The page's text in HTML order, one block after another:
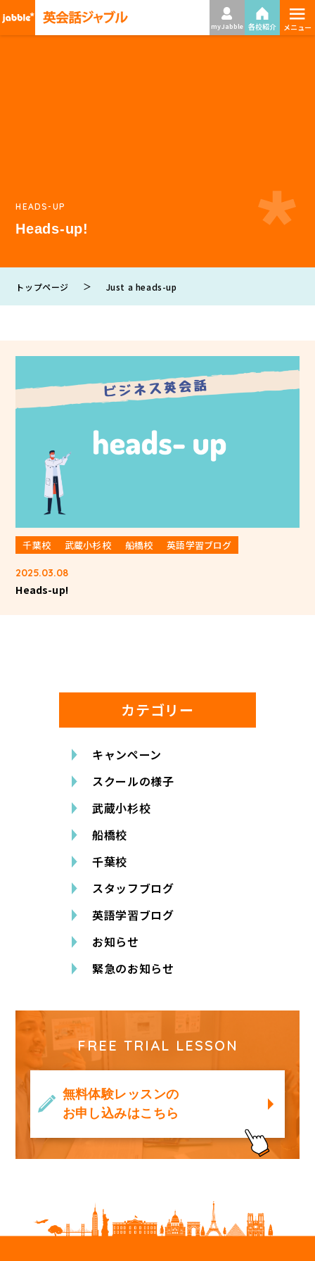
my Jabble 各校紹介 ≡
メニュー
HEADS-UP
Heads-up!
トップページ ＞ Just a heads-up
千葉校 武蔵小杉校 船橋校 英語学習ブログ
2025.03.08
Heads-up!
カテゴリー
キャンペーン
スクールの様子
武蔵小杉校
船橋校
千葉校
スタッフブログ
英語学習ブログ
お知らせ
緊急のお知らせ
FREE TRIAL LESSON
無料体験レッスンの
お申し込みはこちら